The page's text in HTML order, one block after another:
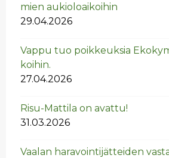
mien au­kio­loai­koi­hin
29.04.2026
Vappu tuo poik­keuk­sia
koi­hin.
27.04.2026
Risu-Mat­ti­la on avat­tu!
31.03.2026
Vaa­lan ha­ra­voin­ti­jät­tei­den